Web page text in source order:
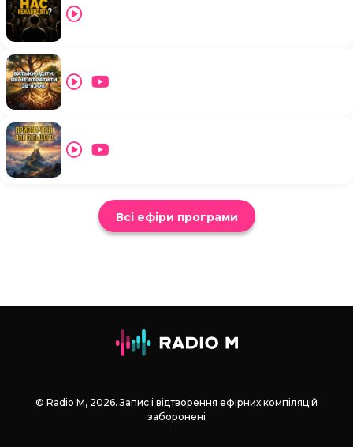
Всі ефіри програми
© Radio М, 2026. Запис і відтворення ефірних компіляцій
заборонені